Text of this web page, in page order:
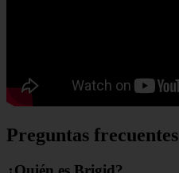
Preguntas frecuentes